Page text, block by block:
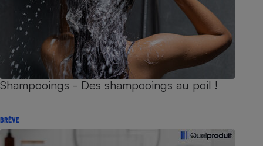
Shampooings - Des shampooings au poil !
BRÈVE